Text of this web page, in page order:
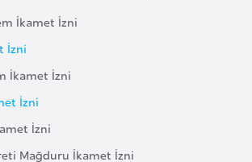
İkamet İzni
İzni
İkamet İzni
İzni
İzni
Mağduru İkamet İzni